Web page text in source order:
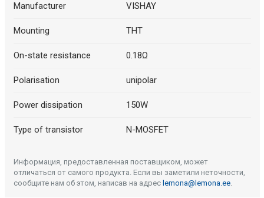
Manufacturer VISHAY
Mounting THT
On-state resistance 0.18Ω
Polarisation unipolar
Power dissipation 150W
Type of transistor N-MOSFET
Информация, предоставленная поставщиком, может
отличаться от самого продукта. Если вы заметили неточности,
сообщите нам об этом, написав на адрес lemona@lemona.ee.